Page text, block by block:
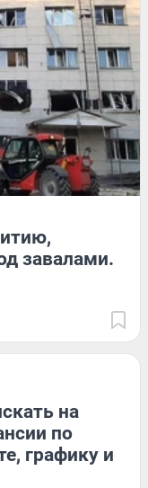
завалами.
на
по
графику и